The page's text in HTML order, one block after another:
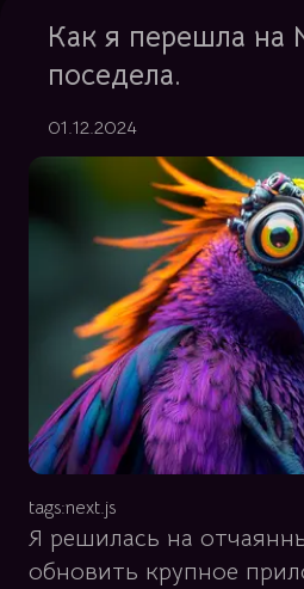
Как я перешла на
поседела.
01.12.2024
tags:next.js
Я решилась на
обновить крупное